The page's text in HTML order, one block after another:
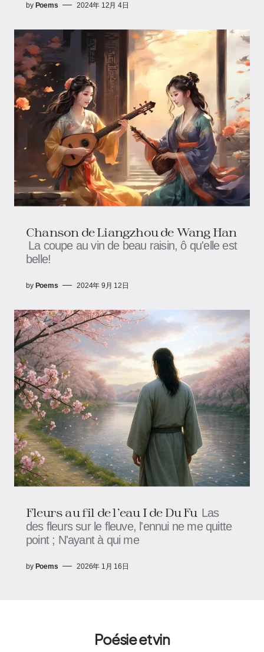
by Poems 2024年 12月 4日
Chanson de Liangzhou de Wang Han
La coupe au vin de beau raisin, ô qu'elle est
belle!
by Poems 2024年 9月 12日
Fleurs au fil de l’eau I de Du Fu Las
des fleurs sur le fleuve, l'ennui ne me quitte
point ; N'ayant à qui me
by Poems 2026年 1月 16日
Poésie et vin